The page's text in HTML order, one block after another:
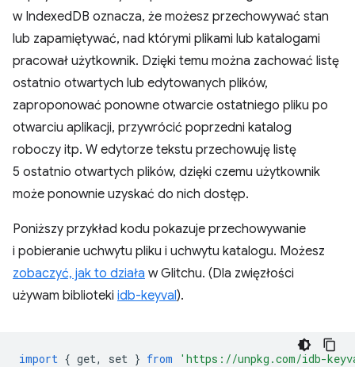
w IndexedDB oznacza, że możesz przechowywać stan
lub zapamiętywać, nad którymi plikami lub katalogami
pracował użytkownik. Dzięki temu można zachować listę
ostatnio otwartych lub edytowanych plików,
zaproponować ponowne otwarcie ostatniego pliku po
otwarciu aplikacji, przywrócić poprzedni katalog
roboczy itp. W edytorze tekstu przechowuję listę
5 ostatnio otwartych plików, dzięki czemu użytkownik
może ponownie uzyskać do nich dostęp.
Poniższy przykład kodu pokazuje przechowywanie
i pobieranie uchwytu pliku i uchwytu katalogu. Możesz
zobaczyć, jak to działa w Glitchu. (Dla zwięzłości
używam biblioteki idb-keyval).
import { get, set } from 'https://unpkg.com/idb-